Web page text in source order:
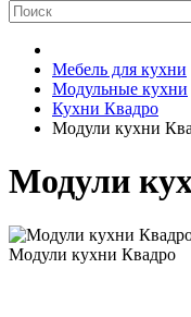
Мебель для кухни
Модульные кухни
Кухни Квадро
Модули кухни
Модули
Модули кухни Квадро